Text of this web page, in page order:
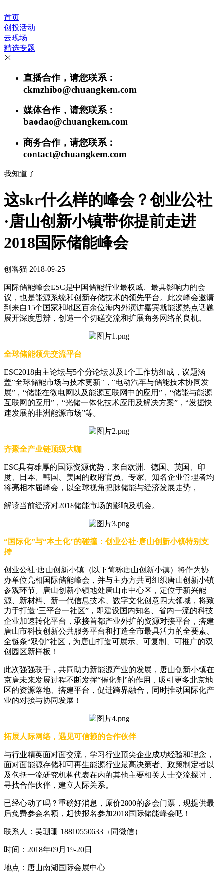
首页
创投活动
云现场
精选专题
直播合作，请您联系：
ckmzhibo@chuangkem.com
媒体合作，请您联系：
baodao@chuangkem.com
商务合作，请您联系：
contact@chuangkem.com
我知道了
这skr什么样的峰会？创业公社
·唐山创新小镇带你提前走进
2018国际储能峰会
创客猫 2018-09-25
国际储能峰会ESC是中国储能行业最权威、最具影响力的会
议，也是能源系统和创新存储技术的领先平台。此次峰会邀请
到来自15个国家和地区百余位海内外演讲嘉宾就能源热点话题
展开深度思辨，创造一个切磋交流和扩展商务网络的良机。
全球储能领先交流平台
ESC2018由主论坛与5个分论坛以及1个工作坊组成，议题涵
盖“全球储能市场与技术更新”，“电动汽车与储能技术协同发
展”，“储能在微电网以及能源互联网中的应用”，“储能与能源
互联网的应用”，“光储一体化技术应用及解决方案”，“发掘快
速发展的非洲能源市场”等。
齐聚全产业链顶级大咖
ESC具有雄厚的国际资源优势，来自欧洲、德国、英国、印
度、日本、韩国、美国的政府官员、专家、知名企业管理者均
将亮相本届峰会，以全球视角把脉储能与经济发展走势，
解读当前经济对2018储能市场的影响及机会。
“国际化”与“本土化”的碰撞：创业公社·唐山创新小镇特别支
持
创业公社·唐山创新小镇（以下简称唐山创新小镇）将作为协
办单位亮相国际储能峰会，并与主办方共同组织唐山创新小镇
参观环节。唐山创新小镇地处唐山市中心区，定位于新兴能
源、新材料、新一代信息技术、数字文化创意四大领域，将致
力于打造“三平台一社区”，即建设国内知名、省内一流的科技
企业加速转化平台，承接首都产业外扩的资源对接平台，搭建
唐山市科技创新公共服务平台和打造全市最具活力的全要素、
全链条“双创”社区，为唐山打造可展示、可复制、可推广的双
创园区新样板！
此次强强联手，共同助力新能源产业的发展，唐山创新小镇在
京唐未来发展过程不断发挥“催化剂”的作用，吸引更多北京地
区的资源落地、搭建平台，促进跨界融合，同时推动国际化产
业的对接与协同发展！
拓展人际网络，遇见可信赖的合作伙伴
与行业精英面对面交流，学习行业顶尖企业成功经验和理念，
面对面能源存储和可再生能源行业最高决策者、政策制定者以
及包括一流研究机构代表在内的其他主要相关人士交流探讨，
寻找合作伙伴，建立人际关系。
已经心动了吗？重磅好消息，原价2800的参会门票，现提供最
后免费参会名额，赶快报名参加2018国际储能峰会吧！
联系人：吴珊珊 18810550633（同微信）
时间：2018年09月19-20日
地点：唐山南湖国际会展中心